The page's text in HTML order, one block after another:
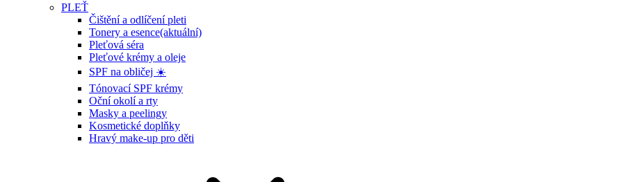
PLEŤ
Čištění a odlíčení pleti
Tonery a esence(aktuální)
Pleťová séra
Pleťové krémy a oleje
SPF na obličej ☀️
Tónovací SPF krémy
Oční okolí a rty
Masky a peelingy
Kosmetické doplňky
Hravý make-up pro děti